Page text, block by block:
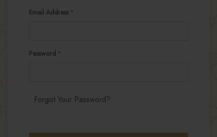
Email Address
Password
Forgot Your Password?